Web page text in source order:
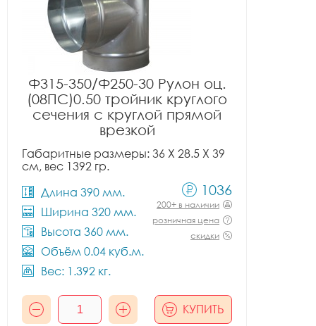
Ф315-350/Ф250-30 Рулон оц.
(08ПС)0.50 тройник круглого
сечения с круглой прямой
врезкой
Габаритные размеры: 36 X 28.5 X 39
см, вес 1392 гр.
Длина 390 мм.
Ширина 320 мм.
Высота 360 мм.
Объём 0.04 куб.м.
Вес: 1.392 кг.
1036
200+ в наличии
розничная цена
скидки
КУПИТЬ